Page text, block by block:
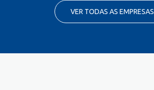
VER TODAS AS EMPRESAS